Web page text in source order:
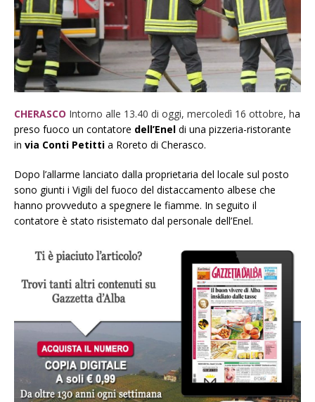
CHERASCO Intorno alle 13.40 di oggi, mercoledì 16 ottobre, ha
preso fuoco un contatore dell’Enel di una pizzeria-ristorante
in via Conti Petitti a Roreto di Cherasco.
Dopo l’allarme lanciato dalla proprietaria del locale sul posto
sono giunti i Vigili del fuoco del distaccamento albese che
hanno provveduto a spegnere le fiamme. In seguito il
contatore è stato risistemato dal personale dell’Enel.